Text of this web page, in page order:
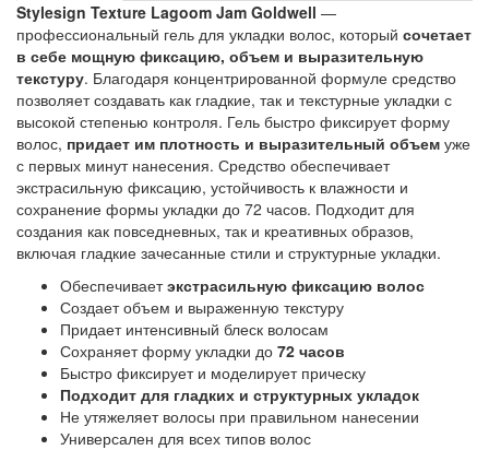
Stylesign Texture Lagoom Jam Goldwell —
профессиональный гель для укладки волос, который сочетает
в себе мощную фиксацию, объем и выразительную
текстуру. Благодаря концентрированной формуле средство
позволяет создавать как гладкие, так и текстурные укладки с
высокой степенью контроля. Гель быстро фиксирует форму
волос, придает им плотность и выразительный объем уже
с первых минут нанесения. Средство обеспечивает
экстрасильную фиксацию, устойчивость к влажности и
сохранение формы укладки до 72 часов. Подходит для
создания как повседневных, так и креативных образов,
включая гладкие зачесанные стили и структурные укладки.
Обеспечиваетэкстрасильную фиксацию волос
Создает объем и выраженную текстуру
Придает интенсивный блеск волосам
Сохраняет форму укладки до 72 часов
Быстро фиксирует и моделирует прическу
Подходит для гладких и структурных укладок
Не утяжеляет волосы при правильном нанесении
Универсален для всех типов волос